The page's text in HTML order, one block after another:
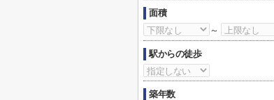
面積
～
駅からの徒歩
築年数